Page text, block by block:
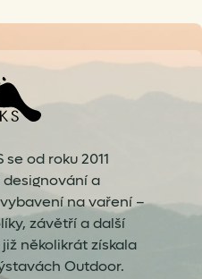
se od roku 2011
a
na vaření –
závětří a další
několikrát získala
Outdoor.